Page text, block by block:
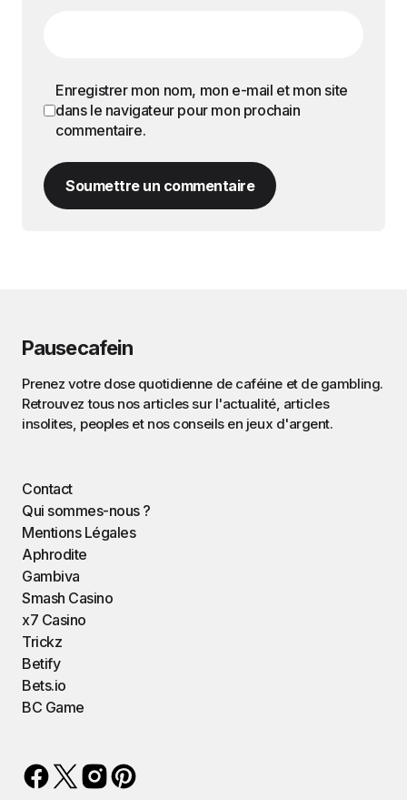
Enregistrer mon nom, mon e-mail et mon site
dans le navigateur pour mon prochain
commentaire.
Soumettre un commentaire
Pausecafein
Prenez votre dose quotidienne de caféine et de gambling.
Retrouvez tous nos articles sur l'actualité, articles
insolites, peoples et nos conseils en jeux d'argent.
Contact
Qui sommes-nous ?
Mentions Légales
Aphrodite
Gambiva
Smash Casino
x7 Casino
Trickz
Betify
Bets.io
BC Game